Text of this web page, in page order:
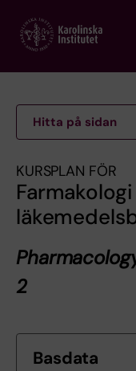
main
Hitta på sidan
KURSPLAN FÖR
2
Basdata